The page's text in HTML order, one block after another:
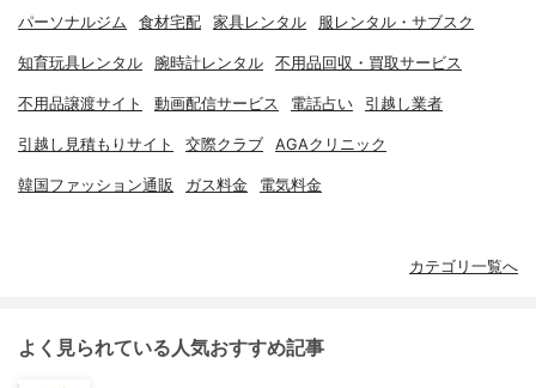
パーソナルジム 食材宅配 家具レンタル 服レンタル・サブスク
知育玩具レンタル 腕時計レンタル 不用品回収・買取サービス
不用品譲渡サイト 動画配信サービス 電話占い 引越し業者
引越し見積もりサイト 交際クラブ AGAクリニック
韓国ファッション通販 ガス料金 電気料金
カテゴリ一覧へ
よく見られている人気おすすめ記事